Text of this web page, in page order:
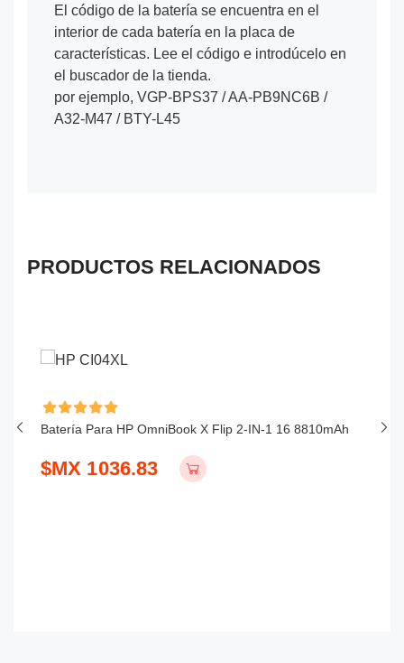
El código de la batería se encuentra en el
interior de cada batería en la placa de
características. Lee el código e introdúcelo en
el buscador de la tienda.
por ejemplo, VGP-BPS37 / AA-PB9NC6B /
A32-M47 / BTY-L45
PRODUCTOS RELACIONADOS
Batería Para HP OmniBook X Flip 2-IN-1 16 8810mAh
$MX 1036.83